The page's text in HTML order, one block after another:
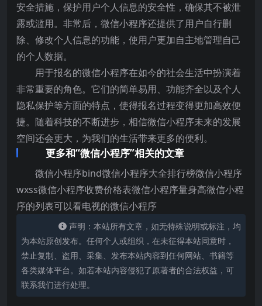
安全措施，保护用户个人信息的安全性，确保其不被泄
露或滥用。非常后，微信小程序还提供了用户自行删
除、修改个人信息的功能，使用户更加自主地管理自己
的个人数据。
用于报名的微信小程序在如今的社会生活中扮演着
非常重要的角色。它们的简单易用、功能齐全以及个人
隐私保护等方面的特点，使得报名过程变得更加高效便
捷。随着科技的不断进步，相信微信小程序未来的发展
空间还会更大，为我们的生活带来更多的便利。
更多和“微信小程序”相关的文章
微信小程序bind微信小程序大全排行榜微信小程序
wxss微信小程序收费价格表微信小程序量身高微信小程
序的列表可以看电视的微信小程序
声明：本站所有文章，如无特殊说明或标注，均
为本站原创发布。任何个人或组织，在未征得本站同意时，
禁止复制、盗用、采集、发布本站内容到任何网站、书籍等
各类媒体平台。如若本站内容侵犯了原著者的合法权益，可
联系我们进行处理。